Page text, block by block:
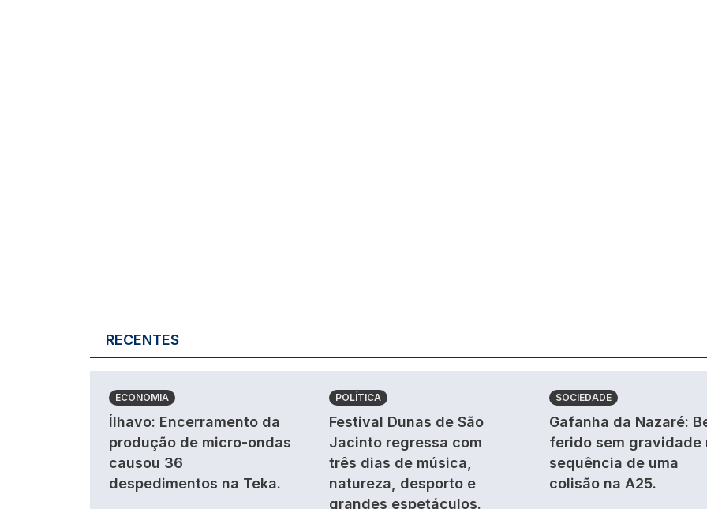
RECENTES
ECONOMIA
Ílhavo: Encerramento da
produção de micro-ondas
causou 36
despedimentos na Teka.
POLÍTICA
Festival Dunas de São
Jacinto regressa com
três dias de música,
natureza, desporto e
grandes espetáculos.
SOCIEDADE
Gafanha da Nazaré:
ferido sem gravidade
sequência de uma
colisão na A25.